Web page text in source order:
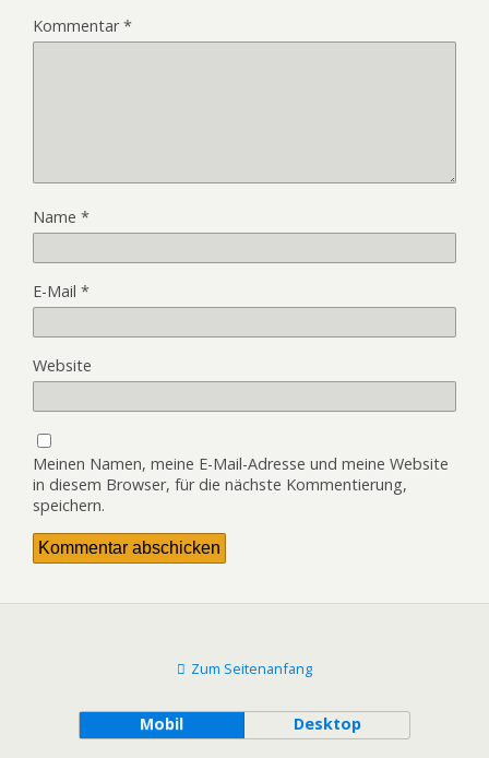
Kommentar*
Name *
E-Mail *
Website
Meinen Namen, meine E-Mail-Adresse und meine Website
in diesem Browser, für die nächste Kommentierung,
speichern.
Zum Seitenanfang
Mobil Desktop